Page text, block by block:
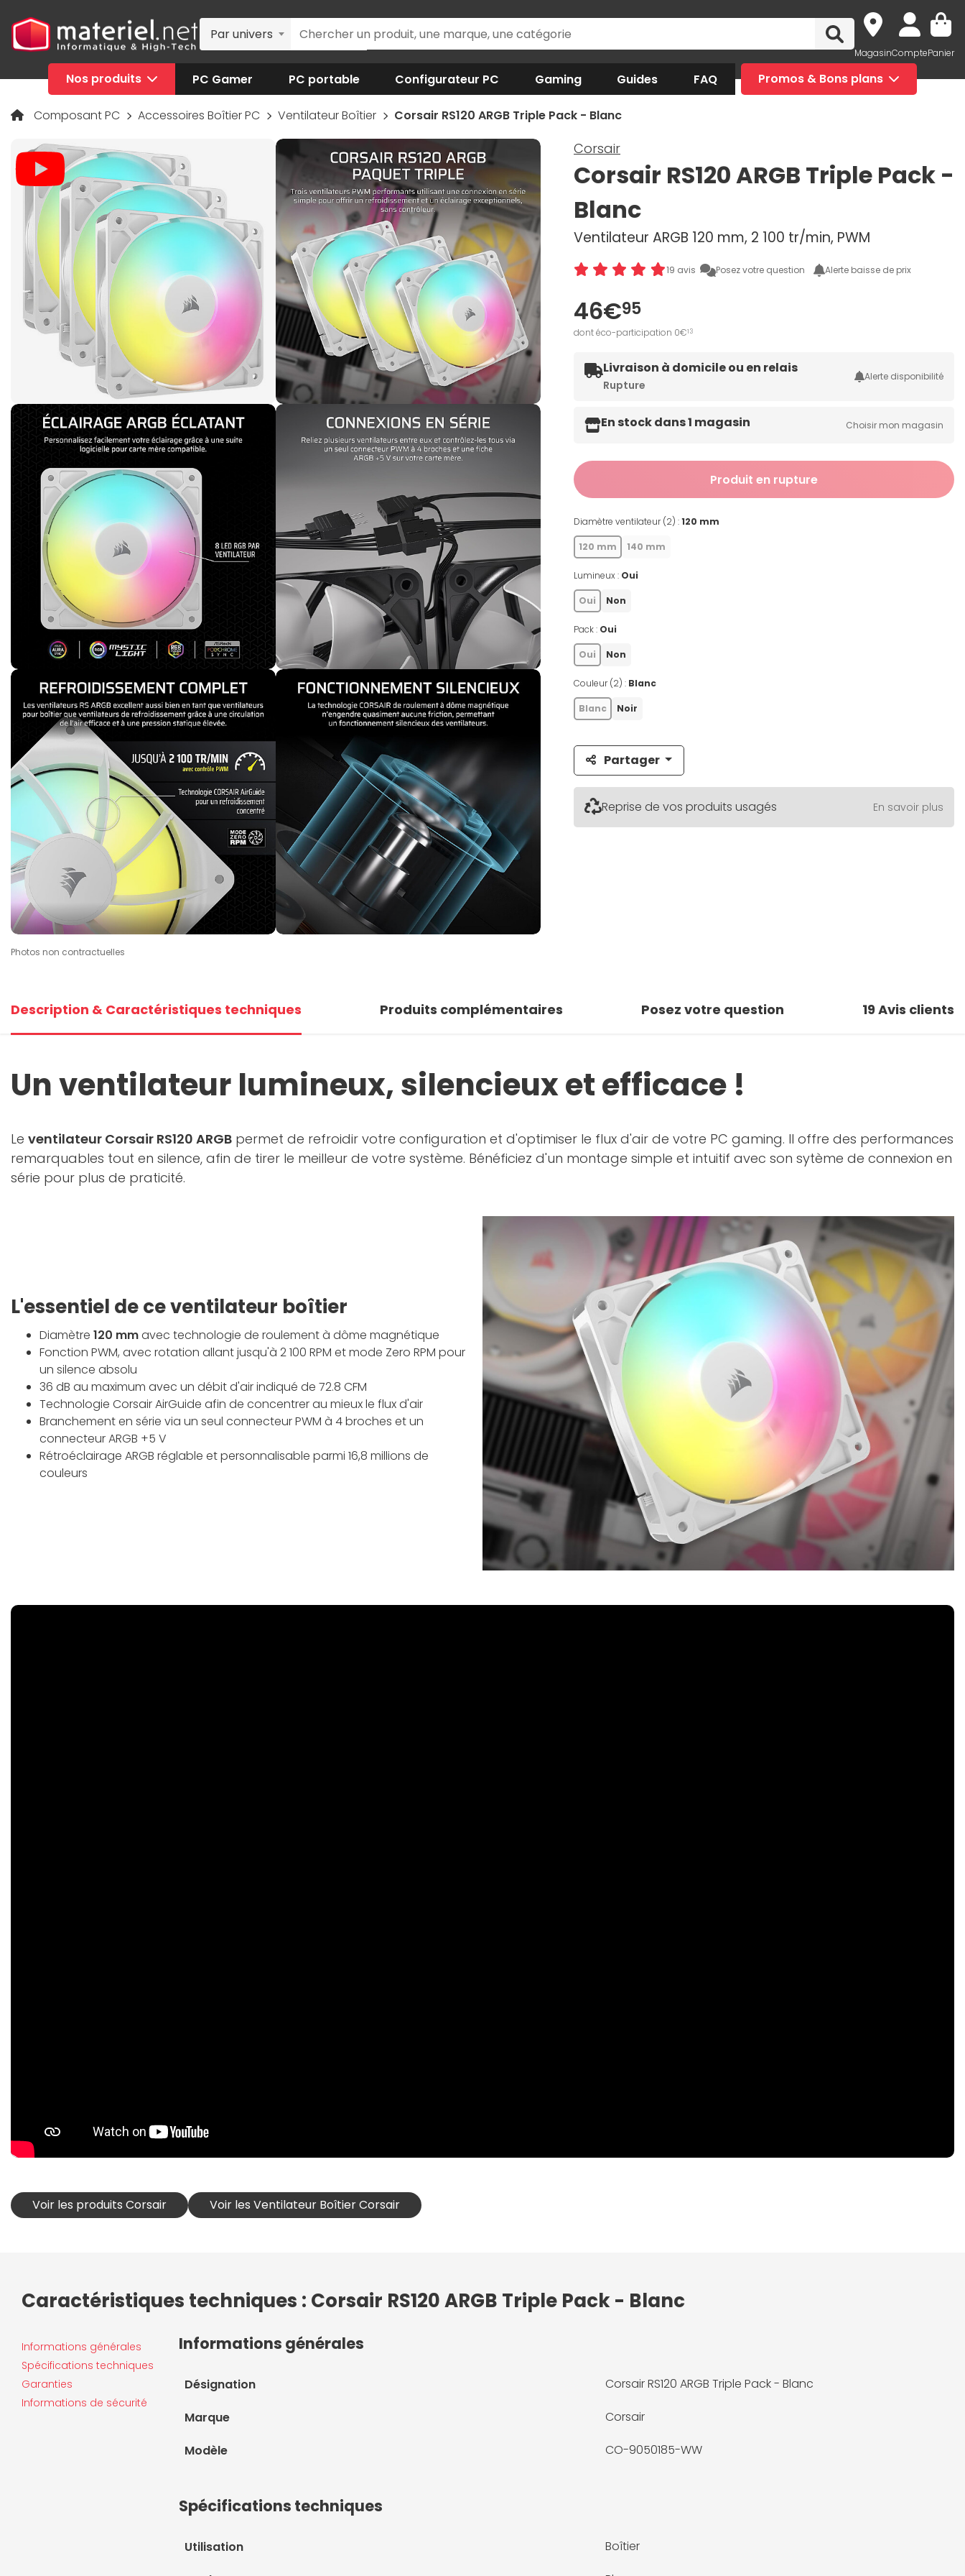
Par univers
MagasinComptePanier
Nos produits PC Gamer PC portable Configurateur PC Gaming Guides FAQ Promos & Bons plans
Composant PC Accessoires Boîtier PC Ventilateur Boîtier Corsair RS120 ARGB Triple Pack - Blanc
Photos non contractuelles
Corsair
Corsair RS120 ARGB Triple Pack -
Blanc
Ventilateur ARGB 120 mm, 2 100 tr/min, PWM
19 avis Posez votre question Alerte baisse de prix
46€95
dont éco-participation 0€13
Livraison à domicile ou en relais
Rupture
Alerte disponibilité
En stock dans 1 magasin Choisir mon magasin
Produit en rupture
Diamètre ventilateur (2) :120 mm
120 mm 140 mm
Lumineux : Oui
Oui Non
Pack : Oui
Oui Non
Couleur (2) : Blanc
Blanc Noir
Partager
Reprise de vos produits usagés En savoir plus
Description & Caractéristiques techniques Produits complémentaires Posez votre question 19 Avis clients
Un ventilateur lumineux, silencieux et efficace !
Le ventilateur Corsair RS120 ARGB permet de refroidir votre configuration et d'optimiser le flux d'air de votre PC gaming. Il offre des performances
remarquables tout en silence, afin de tirer le meilleur de votre système. Bénéficiez d'un montage simple et intuitif avec son sytème de connexion en
série pour plus de praticité.
L'essentiel de ce ventilateur boîtier
Diamètre 120 mmavec technologie de roulement à dôme magnétique
Fonction PWM, avec rotation allant jusqu'à 2 100 RPM et mode Zero RPM pour
un silence absolu
36 dB au maximum avec un débit d'air indiqué de 72.8 CFM
Technologie Corsair AirGuide afin de concentrer au mieux le flux d'air
Branchement en série via un seul connecteur PWM à 4 broches et un
connecteur ARGB +5 V
Rétroéclairage ARGB réglable et personnalisable parmi 16,8 millions de
couleurs
Voir les produits Corsair Voir les Ventilateur Boîtier Corsair
Caractéristiques techniques : Corsair RS120 ARGB Triple Pack - Blanc
Informations générales
Spécifications techniques
Garanties
Informations de sécurité
Informations générales
Désignation Corsair RS120 ARGB Triple Pack - Blanc
Marque Corsair
Modèle CO-9050185-WW
Spécifications techniques
Utilisation Boîtier